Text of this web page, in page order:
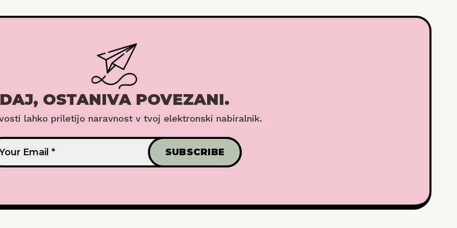
DAJ, OSTANIVA POVEZANI.
lahko priletijo naravnost v tvoj elektronski nabiralnik.